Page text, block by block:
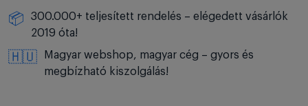
📦
300.000+ teljesített rendelés – elégedett vásárlók
2019 óta!
🇭🇺
Magyar webshop, magyar cég – gyors és
megbízható kiszolgálás!